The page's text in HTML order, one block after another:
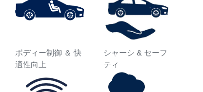
ボディー制御 ＆ 快
適性向上
シャーシ & セーフ
ティ